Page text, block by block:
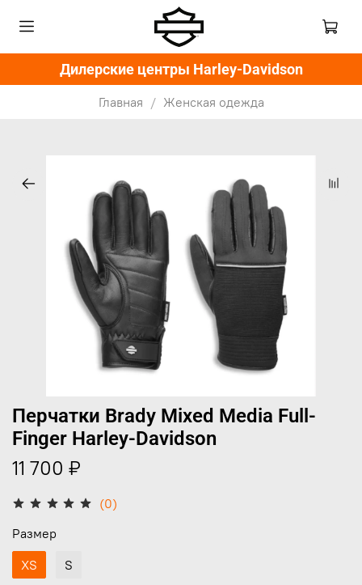
Дилерские центры Harley-Davidson
Главная Женская одежда
(0)
Перчатки Brady Mixed Media Full-
Finger Harley-Davidson
11 700 ₽
Размер
XS
S